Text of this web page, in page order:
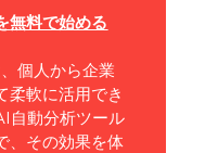
無料で始める
個人から企業
柔軟に活用でき
自動分析ツール
、その効果を体